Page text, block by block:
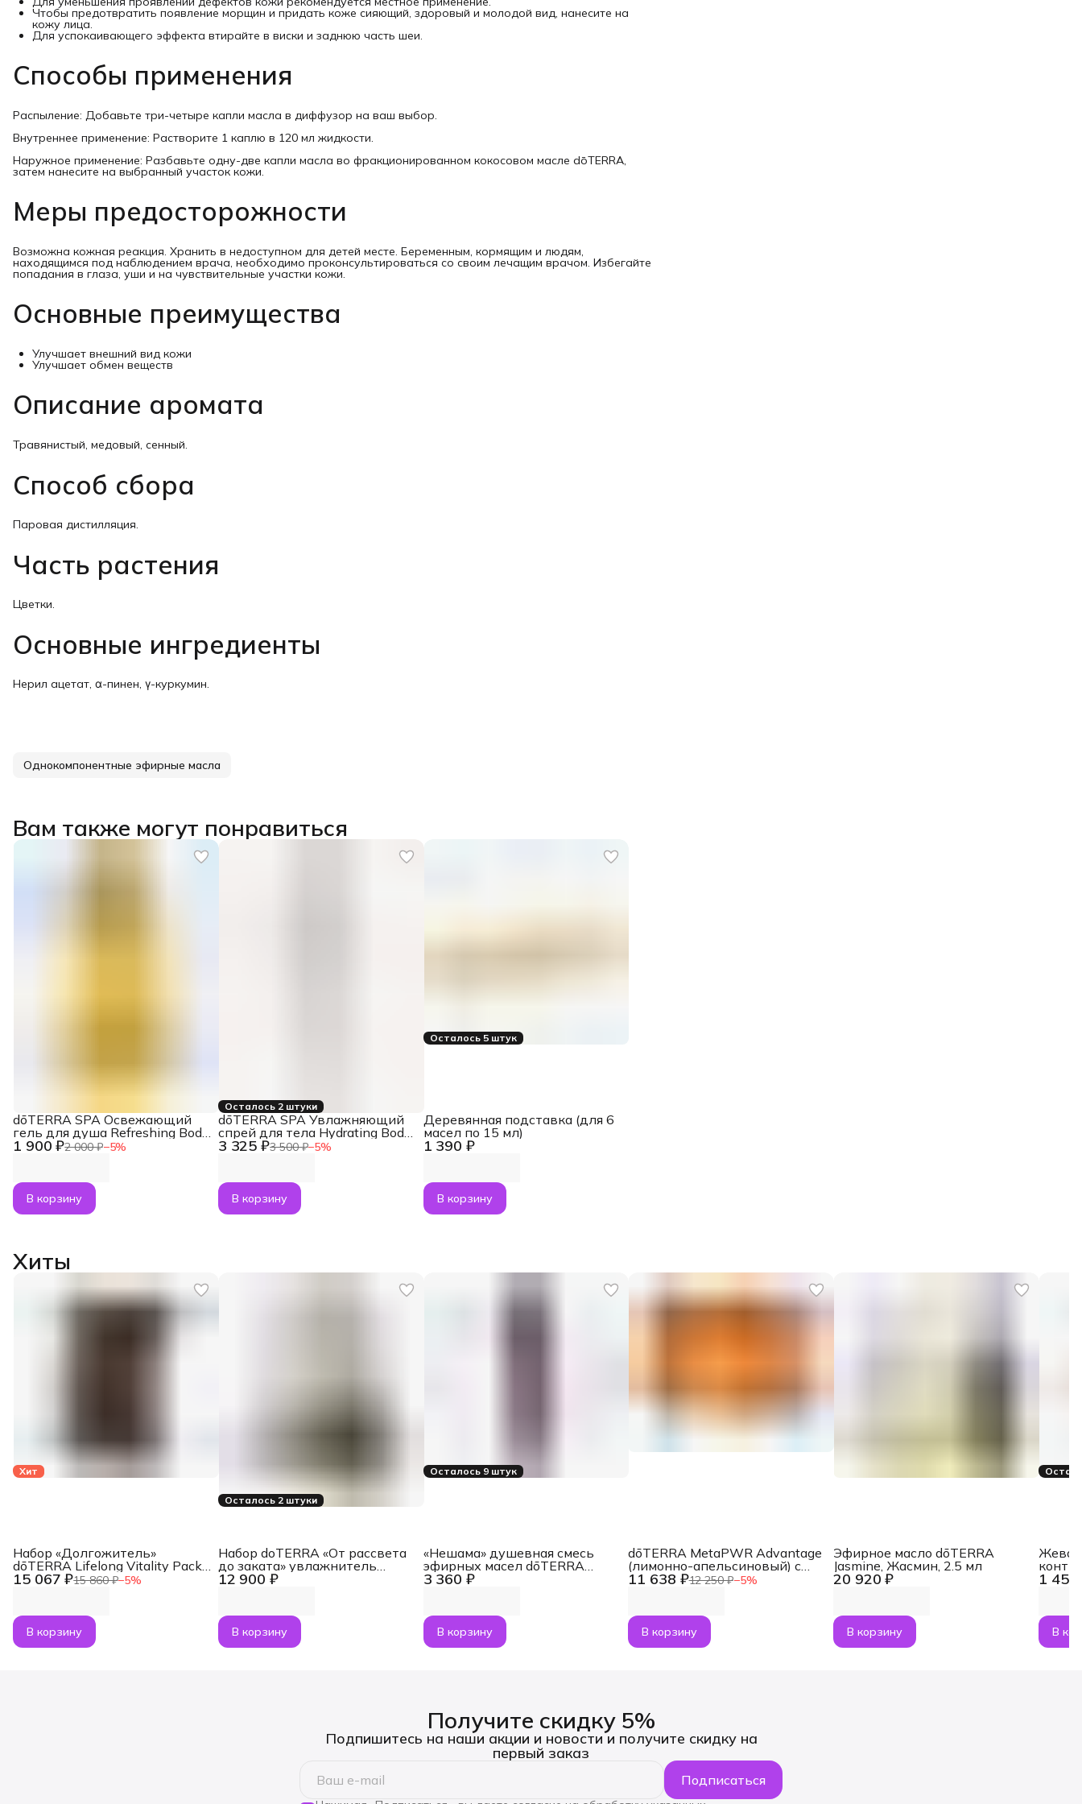
Цветки.
Основные ингредиенты
Нерил ацетат, α-пинен, γ-куркумин.
Чтобы предотвратить появление морщин и придать коже сияющий, здоровый и молодой вид, нанесите на
кожу лица.
Для успокаивающего эффекта втирайте в виски и заднюю часть шеи.
Способы применения
Распыление: Добавьте три-четыре капли масла в диффузор на ваш выбор.
Внутреннее применение: Растворите 1 каплю в 120 мл жидкости.
Наружное применение: Разбавьте одну-две капли масла во фракционированном кокосовом масле dōTERRA,
затем нанесите на выбранный участок кожи.
Меры предосторожности
Возможна кожная реакция. Хранить в недоступном для детей месте. Беременным, кормящим и людям,
находящимся под наблюдением врача, необходимо проконсультироваться со своим лечащим врачом. Избегайте
попадания в глаза, уши и на чувствительные участки кожи.
Основные преимущества
Улучшает внешний вид кожи
Улучшает обмен веществ
Описание аромата
Травянистый, медовый, сенный.
Способ сбора
Паровая дистилляция.
Часть растения
Цветки.
Основные ингредиенты
Нерил ацетат, α-пинен, γ-куркумин.
Однокомпонентные эфирные масла
Вам также могут понравиться
1 900 ₽2 000 ₽−5%
dōTERRA SPA Освежающий
гель для душа Refreshing Body
Wash, 250 мл
В корзину
Осталось 2 штуки
3 325 ₽3 500 ₽−5%
dōTERRA SPA Увлажняющий
спрей для тела Hydrating Body
Mist, 125 мл
В корзину
Осталось 5 штук
1 390 ₽
Деревянная подставка (для 6
масел по 15 мл)
В корзину
Хиты
Хит
15 067 ₽15 860 ₽−5%
Набор «Долгожитель»
dōTERRA Lifelong Vitality Pack,
3x120 капсул
В корзину
Осталось 2 штуки
12 900 ₽
Набор doTERRA «От рассвета
до заката» увлажнитель
воздуха Dawn с маслами
В корзину
Осталось 9 штук
3 360 ₽
«Нешама» душевная смесь
эфирных масел dōTERRA
Touch Neshama, роллер 10 мл
В корзину
11 638 ₽12 250 ₽−5%
dōTERRA MetaPWR Advantage
(лимонно-апельсиновый) с
коллагеном + NMN, 30 саше
В корзину
20 920 ₽
Эфирное масло dōTERRA
Jasmine, Жасмин, 2.5 мл
В корзину
1 454
В
Получите скидку 5%
Подпишитесь на наши акции и новости и получите скидку на
первый заказ
Подписаться